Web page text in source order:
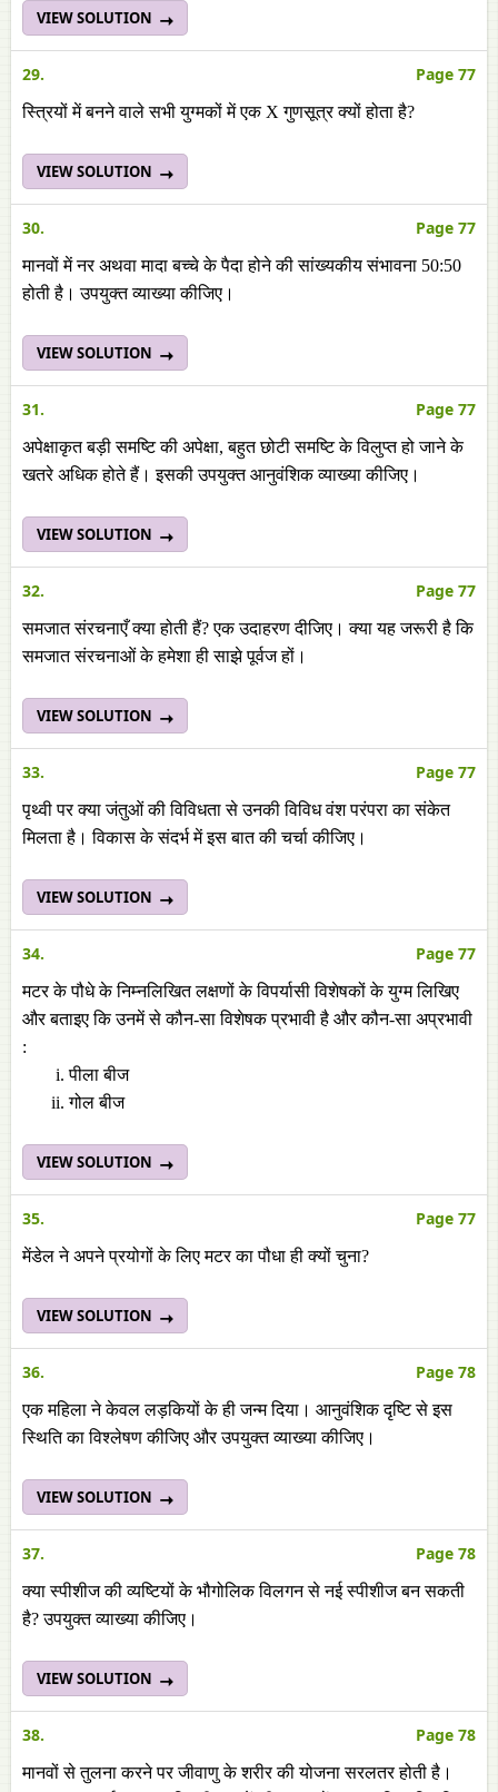
VIEW SOLUTION
29. Page 77
स्त्रियों में बनने वाले सभी युग्मकों में एक X गुणसूत्र क्यों होता है?
VIEW SOLUTION
30. Page 77
मानवों में नर अथवा मादा बच्चे के पैदा होने की सांख्यकीय संभावना 50:50
होती है। उपयुक्त व्याख्या कीजिए।
VIEW SOLUTION
31. Page 77
अपेक्षाकृत बड़ी समष्टि की अपेक्षा, बहुत छोटी समष्टि के विलुप्त हो जाने के
खतरे अधिक होते हैं। इसकी उपयुक्त आनुवंशिक व्याख्या कीजिए।
VIEW SOLUTION
32. Page 77
समजात संरचनाएँ क्या होती हैं? एक उदाहरण दीजिए। क्या यह जरूरी है कि
समजात संरचनाओं के हमेशा ही साझे पूर्वज हों।
VIEW SOLUTION
33. Page 77
पृथ्वी पर क्या जंतुओं की विविधता से उनकी विविध वंश परंपरा का संकेत
मिलता है। विकास के संदर्भ में इस बात की चर्चा कीजिए।
VIEW SOLUTION
34. Page 77
मटर के पौधे के निम्नलिखित लक्षणों के विपर्यासी विशेषकों के युग्म लिखिए
और बताइए कि उनमें से कौन-सा विशेषक प्रभावी है और कौन-सा अप्रभावी
:
पीला बीज
गोल बीज
VIEW SOLUTION
35. Page 77
मेंडेल ने अपने प्रयोगों के लिए मटर का पौधा ही क्यों चुना?
VIEW SOLUTION
36. Page 78
एक महिला ने केवल लड़कियों के ही जन्म दिया। आनुवंशिक दृष्टि से इस
स्थिति का विश्लेषण कीजिए और उपयुक्त व्याख्या कीजिए।
VIEW SOLUTION
37. Page 78
क्या स्पीशीज की व्यष्टियों के भौगोलिक विलगन से नई स्पीशीज बन सकती
है? उपयुक्त व्याख्या कीजिए।
VIEW SOLUTION
38. Page 78
मानवों से तुलना करने पर जीवाणु के शरीर की योजना सरलतर होती है।